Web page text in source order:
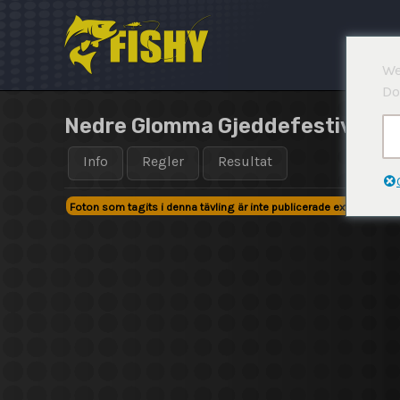
Nedre Glomma Gjeddefestival
Info Regler Resultat
Foton som tagits i denna tävling är inte publicerade externt!